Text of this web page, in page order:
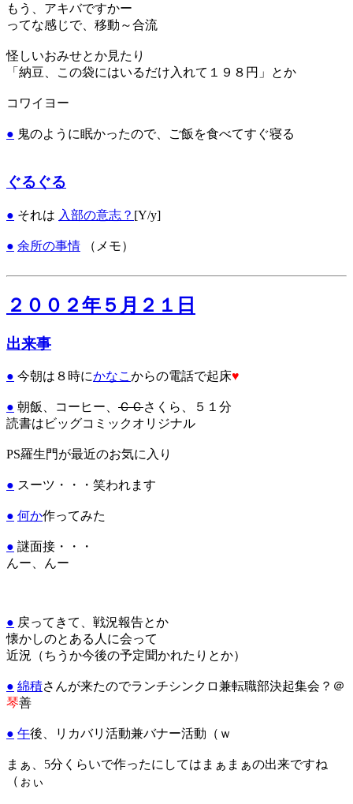
もう、アキバですかー
ってな感じで、移動～合流
怪しいおみせとか見たり
「納豆、この袋にはいるだけ入れて１９８円」とか
コワイヨー
● 鬼のように眠かったので、ご飯を食べてすぐ寝る
ぐるぐる
● それは 入部の意志？ [Y/y]
● 余所の事情 （メモ）
２００２年５月２１日
出来事
● 今朝は８時にかなこ からの電話で起床♥
● 朝飯、コーヒー、 ＣＣさくら、５１分
読書はビッグコミックオリジナル
PS羅生門が最近のお気に入り
● スーツ・・・笑われます
● 何か作ってみた
● 謎面接・・・
んー、んー
● 戻ってきて、戦況報告とか
懐かしのとある人に会って
近況（ちうか今後の予定聞かれたりとか）
● 綿積さんが来たのでランチシンクロ兼転職部決起集会？＠
琴善
● 午後、リカバリ活動兼バナー活動（ｗ
まぁ、5分くらいで作ったにしてはまぁまぁの出来ですね
（ぉぃ